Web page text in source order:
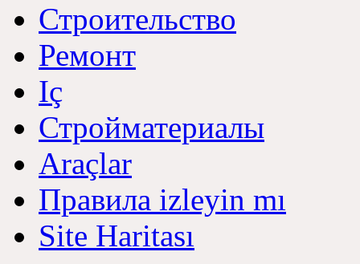
Строительство
Ремонт
Iç
Стройматериалы
Araçlar
Правила izleyin mı
Site Haritası